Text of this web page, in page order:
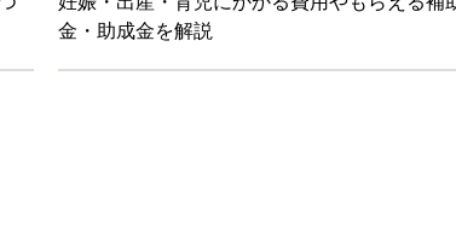
生日占い【鏡リュウジ監修】